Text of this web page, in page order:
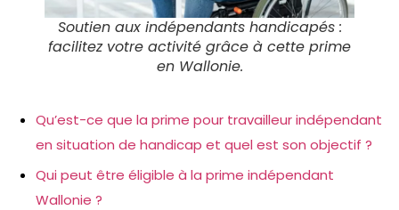
Soutien aux indépendants handicapés :
facilitez votre activité grâce à cette prime
en Wallonie.
Qu’est-ce que la prime pour travailleur indépendant
en situation de handicap et quel est son objectif ?
Qui peut être éligible à la prime indépendant
Wallonie ?